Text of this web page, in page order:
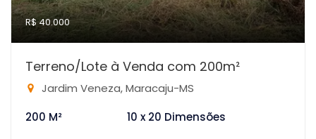
R$ 40.000
Terreno/Lote à Venda com 200m²
Jardim Veneza, Maracaju-MS
200 M²
10 x 20 Dimensões